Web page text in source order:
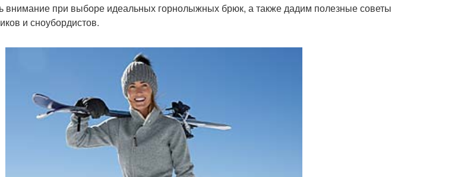
внимание при выборе идеальных горнолыжных брюк, а также дадим полезные советы
и сноубордистов.